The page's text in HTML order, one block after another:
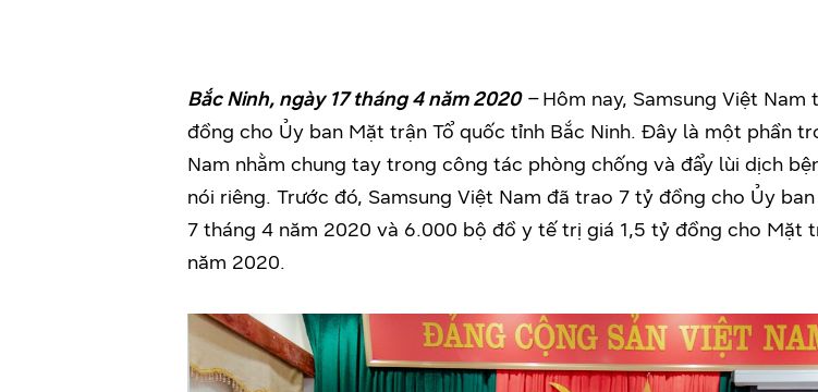
Bắc Ninh, ngày 17 tháng 4 năm 2020–Hôm nay, Samsung Việt
đồng cho Ủy ban Mặt trận Tổ quốc tỉnh Bắc Ninh. Đây là một phần
Nam nhằm chung tay trong công tác phòng chống và đẩy lùi dịch
nói riêng. Trước đó, Samsung Việt Nam đã trao 7 tỷ đồng cho Ủy
7 tháng 4 năm 2020 và 6.000 bộ đồ y tế trị giá 1,5 tỷ đồng cho Mặt
năm 2020.